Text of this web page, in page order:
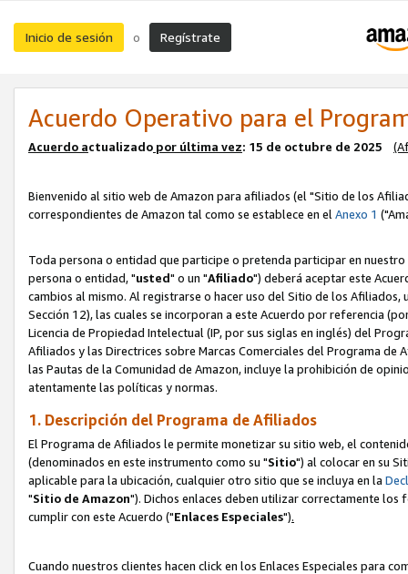
Inicio de sesión o Regístrate
Acuerdo Operativo para el
Acuerdo actualizado por última vez: 15 de octubre de 2025
Bienvenido al sitio web de Amazon para afiliados (el "Sitio de los
correspondientes de Amazon tal como se establece en elAnexo 1
Toda persona o entidad que participe o pretenda participar en
persona o entidad, "usted" o un "Afiliado") deberá aceptar este
cambios al mismo. Al registrarse o hacer uso del Sitio de los
Sección 12), las cuales se incorporan a este Acuerdo por referencia
Licencia de Propiedad Intelectual (IP, por sus siglas en inglés) del
Afiliados y las Directrices sobre Marcas Comerciales del Programa
las Pautas de la Comunidad de Amazon, incluye la prohibición de
atentamente las políticas y normas.
1. Descripción del Programa de Afiliados
El Programa de Afiliados le permite monetizar su sitio web, el
(denominados en este instrumento como su "Sitio") al colocar en su
aplicable para la ubicación, cualquier otro sitio que se incluya en la
"Sitio de Amazon"). Dichos enlaces deben utilizar correctamente los
cumplir con este Acuerdo ("Enlaces Especiales").
Cuando nuestros clientes hacen click en los Enlaces Especiales para